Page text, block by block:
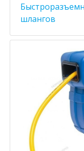
шлангов